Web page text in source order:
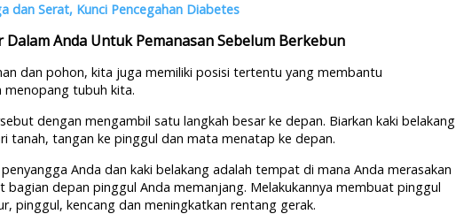
dan Serat, Kunci Pencegahan Diabetes
Dalam Anda Untuk Pemanasan Sebelum Berkebun
dan pohon, kita juga memiliki posisi tertentu yang membantu
menopang tubuh kita.
dengan mengambil satu langkah besar ke depan. Biarkan kaki belakang
tanah, tangan ke pinggul dan mata menatap ke depan.
Anda dan kaki belakang adalah tempat di mana Anda merasakan
bagian depan pinggul Anda memanjang. Melakukannya membuat pinggul
pinggul, kencang dan meningkatkan rentang gerak.